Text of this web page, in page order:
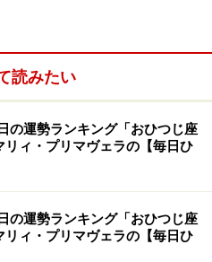
を見る
読みたい
の運勢ランキング「おひつじ座
リィ・プリマヴェラの【毎日ひ
の運勢ランキング「おひつじ座
リィ・プリマヴェラの【毎日ひ